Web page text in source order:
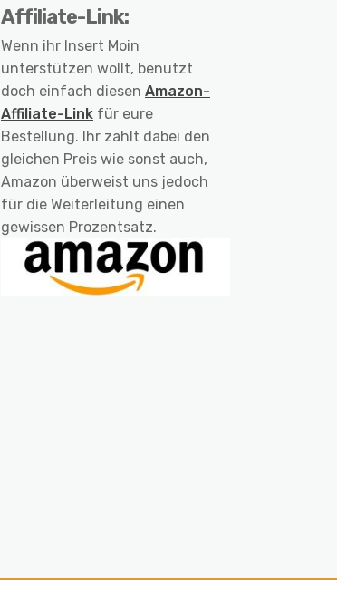
Affiliate-Link:
Wenn ihr Insert Moin
unterstützen wollt, benutzt
doch einfach diesen Amazon-
Affiliate-Link für eure
Bestellung. Ihr zahlt dabei den
gleichen Preis wie sonst auch,
Amazon überweist uns jedoch
für die Weiterleitung einen
gewissen Prozentsatz.